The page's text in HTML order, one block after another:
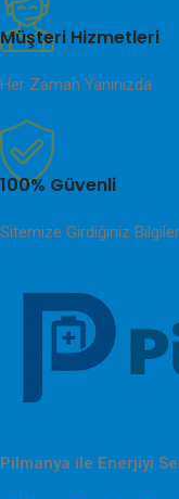
Müşteri Hizmetleri
Her Zaman Yanınızda
100% Güvenli
Sitemize Girdiğiniz
Pilmanya ile Enerjiyi